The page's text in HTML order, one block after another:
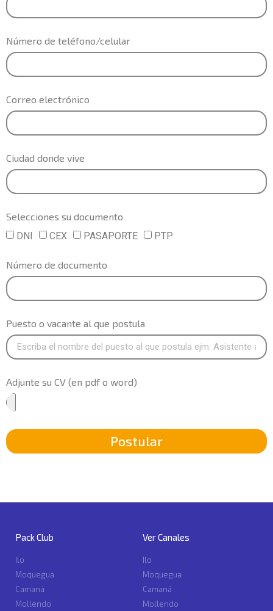
Número de teléfono/celular
Correo electrónico
Ciudad donde vive
Selecciones su documento
DNI
CEX PASAPORTE PTP
Número de documento
Puesto o vacante al que postula
Adjunte su CV (en pdf o word)
Postular
Pack Club
Ilo
Moquegua
Camaná
Mollendo
Ver Canales
Ilo
Moquegua
Camaná
Mollendo